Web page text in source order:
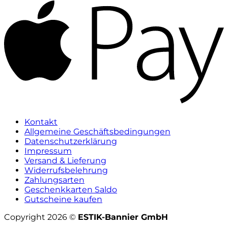
Kontakt
Allgemeine Geschäftsbedingungen
Datenschutzerklärung
Impressum
Versand & Lieferung
Widerrufsbelehrung
Zahlungsarten
Geschenkkarten Saldo
Gutscheine kaufen
Copyright 2026 © ESTIK-Bannier GmbH